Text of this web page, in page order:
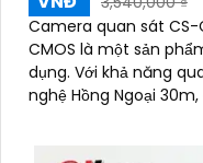
Camera quan sát CS-
CMOS là một sản
dụng. Với khả năng quan sát ban đêm thông qua công
nghệ Hồng Ngoại